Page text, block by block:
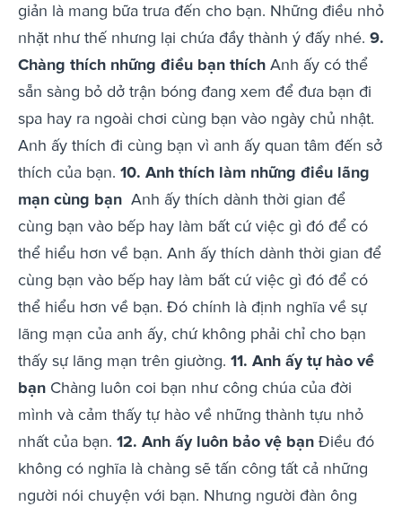
giản là mang bữa trưa đến cho bạn. Những điều nhỏ
nhặt như thế nhưng lại chứa đầy thành ý đấy nhé. 9.
Chàng thích những điều bạn thích Anh ấy có thể
sẵn sàng bỏ dở trận bóng đang xem để đưa bạn đi
spa hay ra ngoài chơi cùng bạn vào ngày chủ nhật.
Anh ấy thích đi cùng bạn vì anh ấy quan tâm đến sở
thích của bạn. 10. Anh thích làm những điều lãng
mạn cùng bạn Anh ấy thích dành thời gian để
cùng bạn vào bếp hay làm bất cứ việc gì đó để có
thể hiểu hơn về bạn. Anh ấy thích dành thời gian để
cùng bạn vào bếp hay làm bất cứ việc gì đó để có
thể hiểu hơn về bạn. Đó chính là định nghĩa về sự
lãng mạn của anh ấy, chứ không phải chỉ cho bạn
thấy sự lãng mạn trên giường. 11. Anh ấy tự hào về
bạn Chàng luôn coi bạn như công chúa của đời
mình và cảm thấy tự hào về những thành tựu nhỏ
nhất của bạn. 12. Anh ấy luôn bảo vệ bạn Điều đó
không có nghĩa là chàng sẽ tấn công tất cả những
người nói chuyện với bạn. Nhưng người đàn ông